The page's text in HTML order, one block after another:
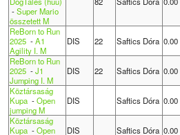
-Super Mario
összetett M
ReBorn to Run
2025-A1
Agility I. M
DIS 22 Saftics Dóra 0.00
ReBorn to Run
2025-J1
Jumping I. M
DIS 22 Saftics Dóra 0.00
Köztársaság
Kupa-Open
jumping M
DIS Saftics Dóra 0.00
Köztársaság
Kupa-Open
DIS Saftics Dóra 0.00